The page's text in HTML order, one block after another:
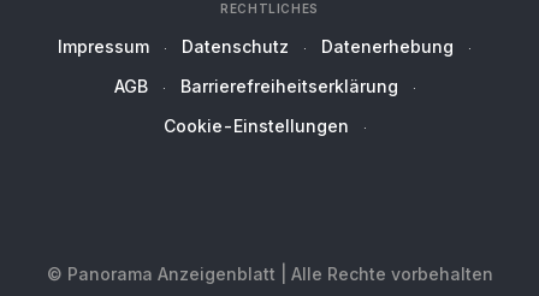
RECHTLICHES
Impressum Datenschutz
Datenerhebung
AGB
Barrierefreiheitserklärung
Cookie-Einstellungen
© Panorama Anzeigenblatt | Alle Rechte vorbehalten